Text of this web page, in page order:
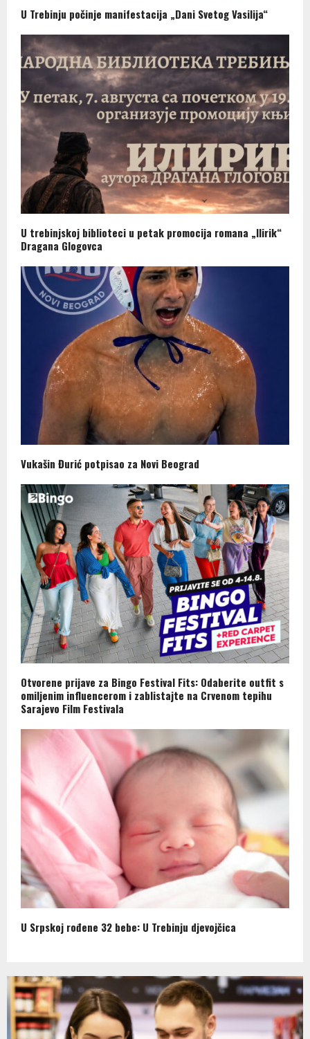
U Trebinju počinje manifestacija „Dani Svetog Vasilija“
U trebinjskoj biblioteci u petak promocija romana „Ilirik“
Dragana Glogovca
Vukašin Đurić potpisao za Novi Beograd
Otvorene prijave za Bingo Festival Fits: Odaberite outfit s
omiljenim influencerom i zablistajte na Crvenom tepihu
Sarajevo Film Festivala
U Srpskoj rođene 32 bebe: U Trebinju djevojčica